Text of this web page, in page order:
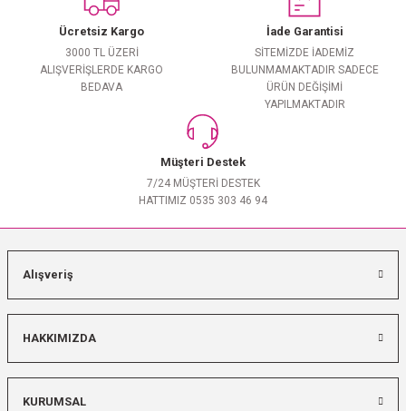
Ücretsiz Kargo
3000 TL ÜZERİ
ALIŞVERİŞLERDE KARGO
BEDAVA
İade Garantisi
SİTEMİZDE İADEMİZ
BULUNMAMAKTADIR SADECE
ÜRÜN DEĞİŞİMİ
YAPILMAKTADIR
Müşteri Destek
7/24 MÜŞTERİ DESTEK
HATTIMIZ 0535 303 46 94
Alışveriş
HAKKIMIZDA
KURUMSAL